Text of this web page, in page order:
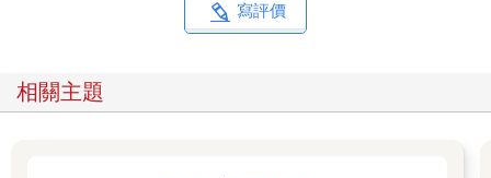
寫評價
相關主題